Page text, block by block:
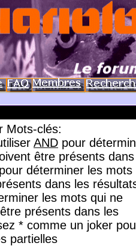
Mots-clés:
AND pour
être présents
pour déterminer les mots
dans les
les mots qui ne
présents dans les
* comme un joker
partielles